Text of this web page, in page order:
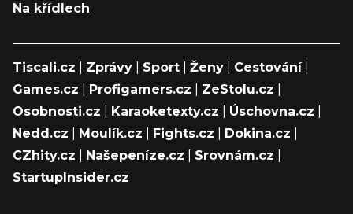
Na křídlech
Tiscali.cz Zprávy Sport Ženy Cestování|
Games.cz
Profigamers.cz ZeStolu.cz
Osobnosti.cz
Karaoketexty.cz Úschovna.cz
Nedd.cz
Moulík.cz Fights.cz Dokina.cz
CZhity.cz
Našepeníze.cz Srovnám.cz
StartupInsider.cz